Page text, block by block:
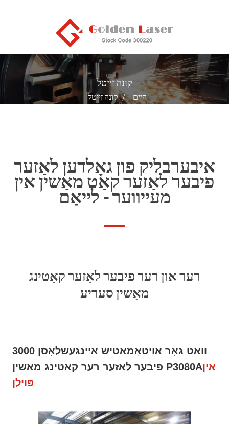
קונה זייטל
היים קונה זייטל
איבערבליק פון גאָלדען לאַזער
פיבער לאַזער קאַט מאַשין אין
מעייווער - לייאַם
רער און רער פיבער לאַזער קאַטינג
מאַשין סעריע
3000 וואט גאָר אויטאָמאַטיש איינגעשלאָסן
פיבער לאַזער רער קאַטינג מאַשין P3080Aאין
פּוילן